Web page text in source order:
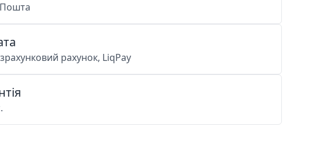
рахунок, LiqPay